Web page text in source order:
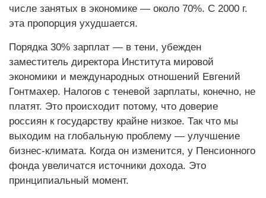
числе занятых в экономике — около 70%. С 2000 г.
эта пропорция ухудшается.
Порядка 30% зарплат — в тени, убежден
заместитель директора Института мировой
экономики и международных отношений Евгений
Гонтмахер. Налогов с теневой зарплаты, конечно, не
платят. Это происходит потому, что доверие
россиян к государству крайне низкое. Так что мы
выходим на глобальную проблему — улучшение
бизнес-климата. Когда он изменится, у Пенсионного
фонда увеличатся источники дохода. Это
принципиальный момент.